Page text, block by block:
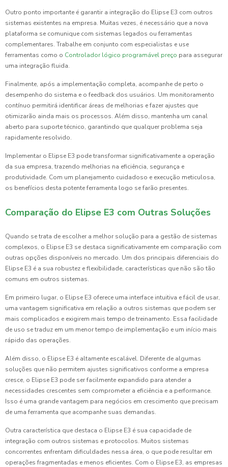
Outro ponto importante é garantir a integração do Elipse E3 com outros
sistemas existentes na empresa. Muitas vezes, é necessário que a nova
plataforma se comunique com sistemas legados ou ferramentas
complementares. Trabalhe em conjunto com especialistas e use
ferramentas como o Controlador lógico programável preço para assegurar
uma integração fluida.
Finalmente, após a implementação completa, acompanhe de perto o
desempenho do sistema e o feedback dos usuários. Um monitoramento
contínuo permitirá identificar áreas de melhorias e fazer ajustes que
otimizarão ainda mais os processos. Além disso, mantenha um canal
aberto para suporte técnico, garantindo que qualquer problema seja
rapidamente resolvido.
Implementar o Elipse E3 pode transformar significativamente a operação
da sua empresa, trazendo melhorias na eficiência, segurança e
produtividade. Com um planejamento cuidadoso e execução meticulosa,
os benefícios desta potente ferramenta logo se farão presentes.
Comparação do Elipse E3 com Outras Soluções
Quando se trata de escolher a melhor solução para a gestão de sistemas
complexos, o Elipse E3 se destaca significativamente em comparação com
outras opções disponíveis no mercado. Um dos principais diferenciais do
Elipse E3 é a sua robustez e flexibilidade, características que não são tão
comuns em outros sistemas.
Em primeiro lugar, o Elipse E3 oferece uma interface intuitiva e fácil de usar,
uma vantagem significativa em relação a outros sistemas que podem ser
mais complicados e exigirem mais tempo de treinamento. Essa facilidade
de uso se traduz em um menor tempo de implementação e um início mais
rápido das operações.
Além disso, o Elipse E3 é altamente escalável. Diferente de algumas
soluções que não permitem ajustes significativos conforme a empresa
cresce, o Elipse E3 pode ser facilmente expandido para atender a
necessidades crescentes sem comprometer a eficiência e a performance.
Isso é uma grande vantagem para negócios em crescimento que precisam
de uma ferramenta que acompanhe suas demandas.
Outra característica que destaca o Elipse E3 é sua capacidade de
integração com outros sistemas e protocolos. Muitos sistemas
concorrentes enfrentam dificuldades nessa área, o que pode resultar em
operações fragmentadas e menos eficientes. Com o Elipse E3, as empresas